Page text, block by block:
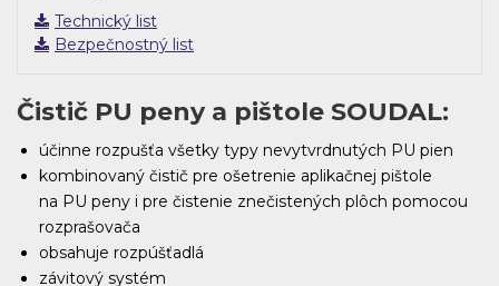
Technický list
Bezpečnostný list
Čistič PU peny a pištole SOUDAL:
účinne rozpušťa všetky typy nevytvrdnutých PU pien
kombinovaný čistič pre ošetrenie aplikačnej pištole
na PU peny i pre čistenie znečistených plôch pomocou
rozprašovača
obsahuje rozpúšťadlá
závitový systém